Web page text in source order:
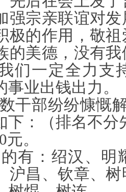
强宗亲联谊对
极的作用，敬
的美德，没有
们一定全力支
业出钱出力。
干部纷纷慷慨
下：（排名不分
元。
有：绍汉、明
沪昌、钦章、